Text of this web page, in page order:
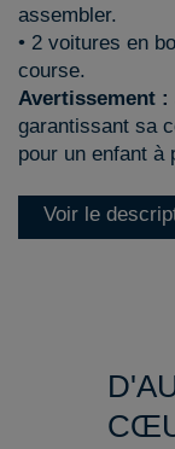
assembler.
• 2 voitures en
course.
Avertissement :
garantissant sa
pour un enfant à
Voir le